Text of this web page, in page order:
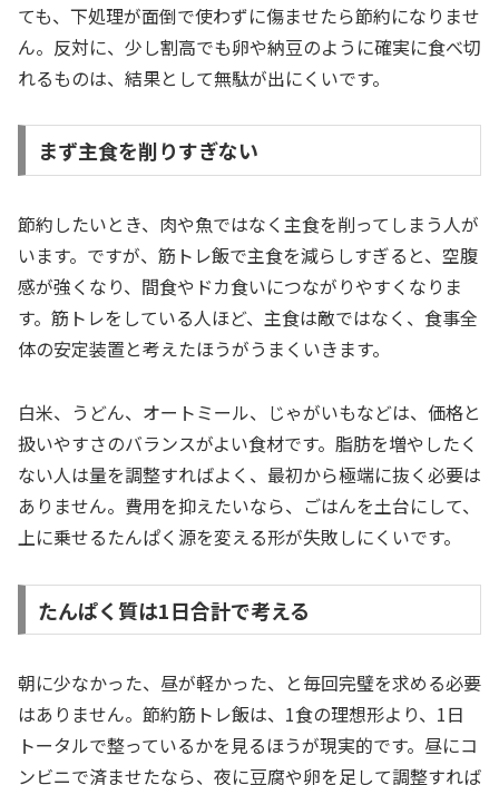
ても、下処理が面倒で使わずに傷ませたら節約になりませ
ん。反対に、少し割高でも卵や納豆のように確実に食べ切
れるものは、結果として無駄が出にくいです。
まず主食を削りすぎない
節約したいとき、肉や魚ではなく主食を削ってしまう人が
います。ですが、筋トレ飯で主食を減らしすぎると、空腹
感が強くなり、間食やドカ食いにつながりやすくなりま
す。筋トレをしている人ほど、主食は敵ではなく、食事全
体の安定装置と考えたほうがうまくいきます。
白米、うどん、オートミール、じゃがいもなどは、価格と
扱いやすさのバランスがよい食材です。脂肪を増やしたく
ない人は量を調整すればよく、最初から極端に抜く必要は
ありません。費用を抑えたいなら、ごはんを土台にして、
上に乗せるたんぱく源を変える形が失敗しにくいです。
たんぱく質は1日合計で考える
朝に少なかった、昼が軽かった、と毎回完璧を求める必要
はありません。節約筋トレ飯は、1食の理想形より、1日
トータルで整っているかを見るほうが現実的です。昼にコ
ンビニで済ませたなら、夜に豆腐や卵を足して調整すれば